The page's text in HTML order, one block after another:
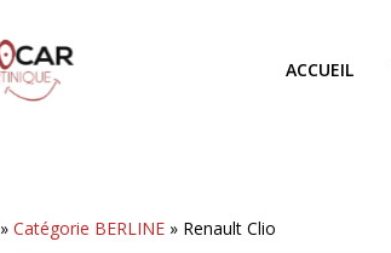
ACCUEIL
»Catégorie BERLINE » Renault Clio